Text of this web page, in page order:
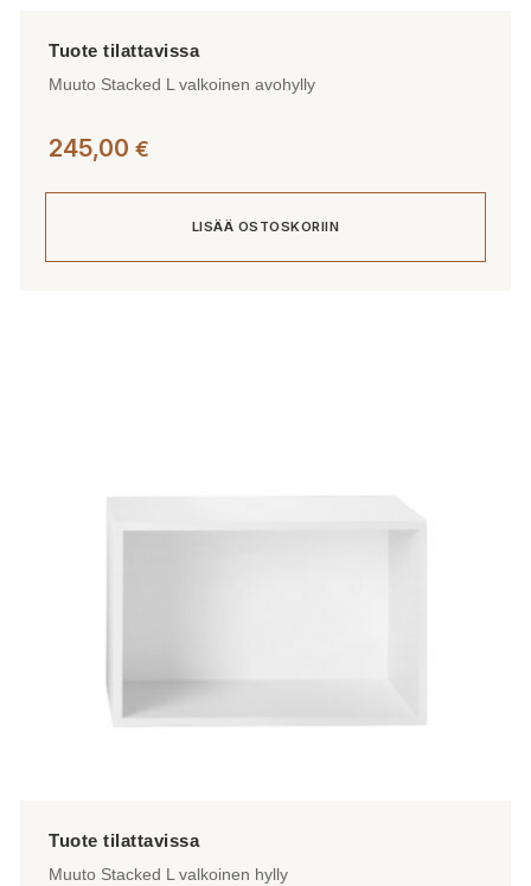
Muuto Stacked L valkoinen avohylly
245,00 €
LISÄÄ OSTOSKORIIN
Muuto Stacked L valkoinen hylly